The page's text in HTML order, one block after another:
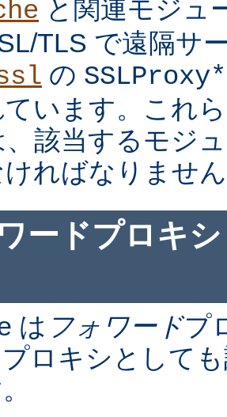
と関連モジュ
TLS で遠隔サ
の SSLProxy*
います。これ
該当するモジ
ればなりませ
ードプロキ
は フォワードプ
プロキシとして